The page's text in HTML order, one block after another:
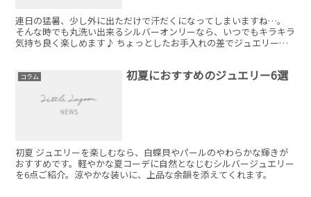
連日の猛暑、少し外に出ただけで汗だくになってしまいますね…。
そんな時でも丸洗い出来るシルバーオンリーなら、いつでもキラキラ
気持ち良く楽しめます♪ ちょっとしたお手入れの差でジュエリーを
コラム 初夏におすすめのジュエリー6選
初夏 ジュエリーを楽しむなら、白蝶貝やパールのやわらかな輝きが
おすすめです。軽やかな夏コーデに自然となじむシルバージュエリー
を6点ご紹介。涼やかな装いに、上品な余韻を添えてくれます。